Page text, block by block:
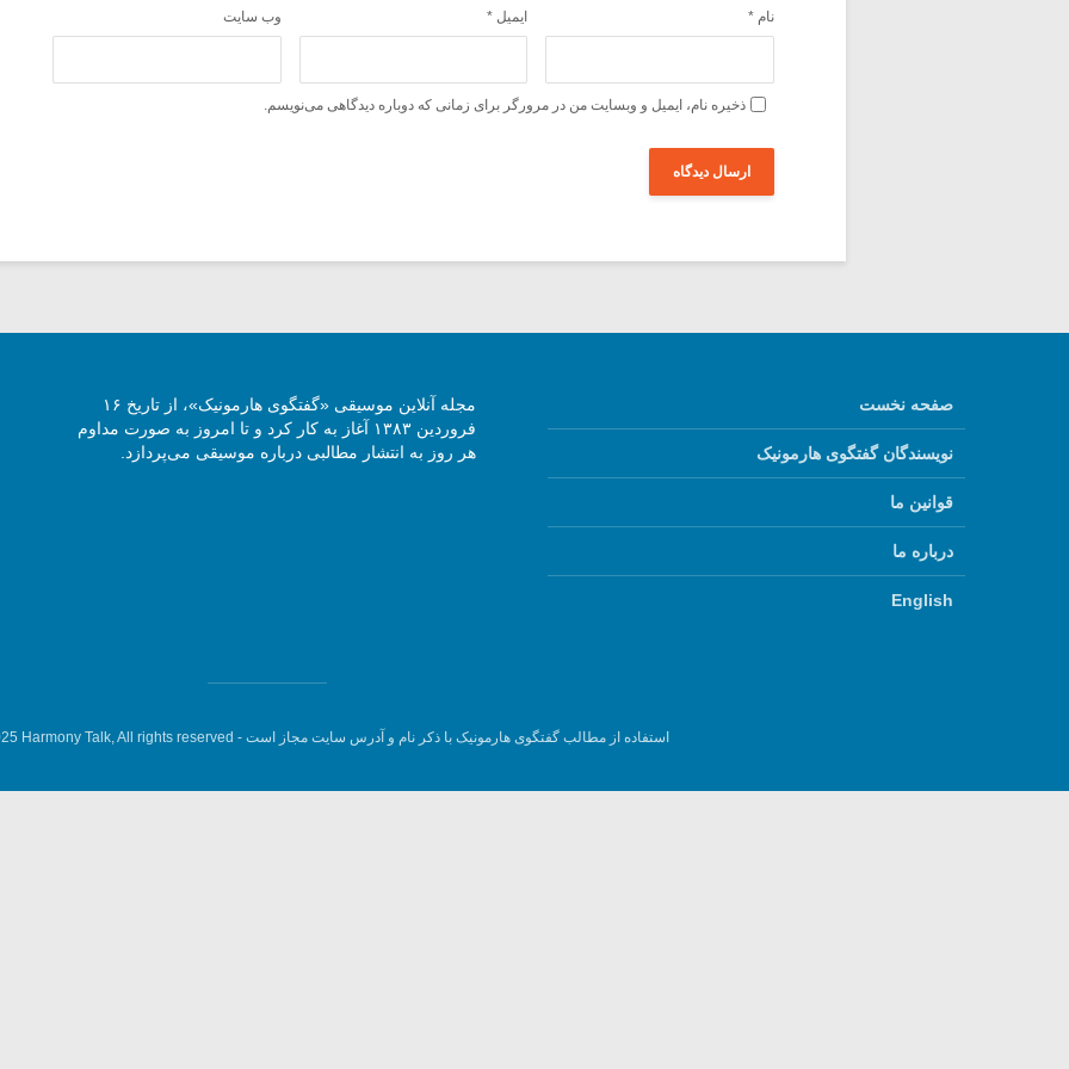
نام * ایمیل * وب‌ سایت
ذخیره نام، ایمیل و وبسایت من در مرورگر برای زمانی که دوباره دیدگاهی می‌نویسم.
صفحه نخست
نویسندگان گفتگوی هارمونیک
قوانین ما
درباره ما
English
مجله آنلاین موسیقی «گفتگوی هارمونیک»، از تاریخ ۱۶
فروردین ۱۳۸۳ آغاز به کار کرد و تا امروز به صورت مداوم
هر روز به انتشار مطالبی درباره موسیقی می‌پردازد.
استفاده از مطالب گفتگوی هارمونیک با ذکر نام و آدرس سایت مجاز است - Harmony Talk, All rights reserved.